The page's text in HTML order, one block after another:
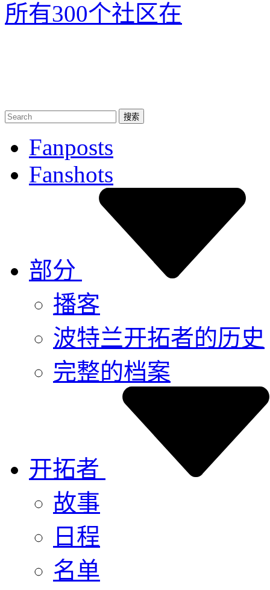
所有300个社区在
Fanposts
Fanshots
部分
播客
波特兰开拓者的历史
完整的档案
开拓者
故事
日程
名单